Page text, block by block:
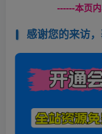
------本页
感谢您的来访